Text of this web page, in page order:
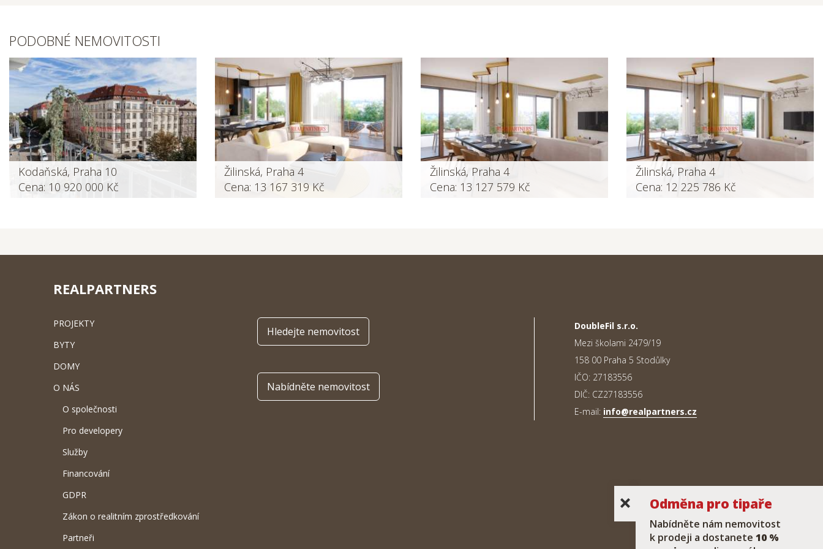
PODOBNÉ NEMOVITOSTI
Kodaňská, Praha 10
Cena: 10 920 000 Kč
Žilinská, Praha 4
Cena: 13 167 319 Kč
Žilinská, Praha 4
Cena: 13 127 579 Kč
Žilinská, Praha 4
Cena: 12 225 786 Kč
REALPARTNERS
PROJEKTY
BYTY
DOMY
O NÁS
O společnosti
Pro developery
Služby
Financování
GDPR
Zákon o realitním zprostředkování
Partneři
Hledejte nemovitost
Nabídněte nemovitost
DoubleFil s.r.o.
Mezi školami 2479/19
158 00 Praha 5 Stodůlky
IČO: 27183556
DIČ: CZ27183556
E-mail: info@realpartners.cz
Odměna pro tipaře
Nabídněte nám nemovitost
k prodeji a dostanete 10 %